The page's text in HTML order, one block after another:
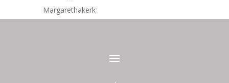
Margarethakerk